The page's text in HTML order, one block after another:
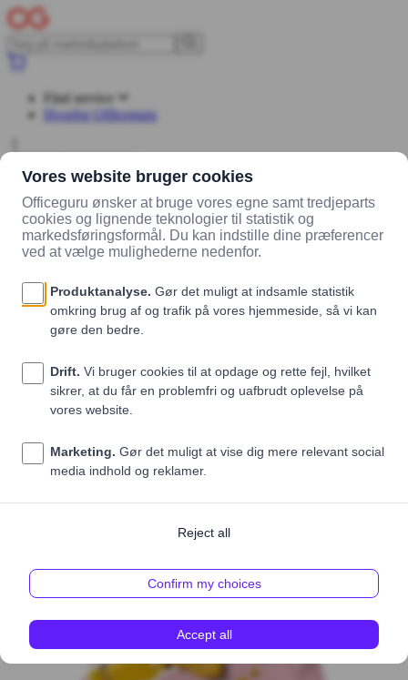
Find service
Hvorfor Officeguru
Markedsplads
Chips m. Cheese / 8 stk
Protein Chips m. Cheese / 8 stk